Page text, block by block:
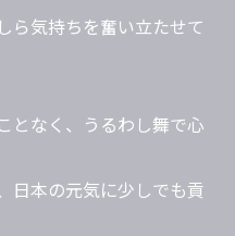
ら気持ちを奮い立たせて
となく、うるわし舞で心
日本の元気に少しでも貢